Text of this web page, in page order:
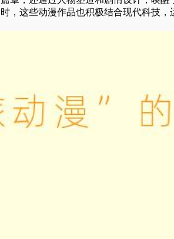
，这些动漫作品也积极结合现代科技，